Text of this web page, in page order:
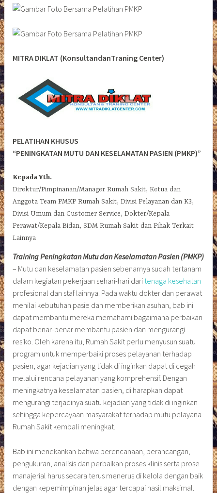
MITRA DIKLAT (KonsultandanTraning Center)
PELATIHAN KHUSUS
“PENINGKATAN MUTU DAN KESELAMATAN PASIEN (PMKP)”
Kepada Yth.
Direktur/Pimpinanan/Manager Rumah Sakit, Ketua dan
Anggota Team PMKP Rumah Sakit, Divisi Pelayanan dan K3,
Divisi Umum dan Customer Service, Dokter/Kepala
Perawat/Kepala Bidan, SDM Rumah Sakit dan Pihak Terkait
Lainnya
Training Peningkatan Mutu dan Keselamatan Pasien (PMKP)
– Mutu dan keselamatan pasien sebenarnya sudah tertanam
dalam kegiatan pekerjaan sehari-hari dari tenaga kesehatan
profesional dan staf lainnya. Pada waktu dokter dan perawat
menilai kebutuhan pasie dan memberikan asuhan, bab ini
dapat membantu mereka memahami bagaimana perbaikan
dapat benar-benar membantu pasien dan mengurangi
resiko. Oleh karena itu, Rumah Sakit perlu menyusun suatu
program untuk memperbaiki proses pelayanan terhadap
pasien, agar kejadian yang tidak di inginkan dapat di cegah
melalui rencana pelayanan yang komprehensif. Dengan
meningkatnya keselamatan pasien, di harapkan dapat
mengurangi terjadinya suatu kejadian yang tidak di inginkan
sehingga kepercayaan masyarakat terhadap mutu pelayana
Rumah Sakit kembali meningkat.
Bab ini menekankan bahwa perencanaan, perancangan,
pengukuran, analisis dan perbaikan proses klinis serta prose
manajerial harus secara terus menerus di kelola dengan baik
dengan kepemimpinan jelas agar tercapai hasil maksimal.